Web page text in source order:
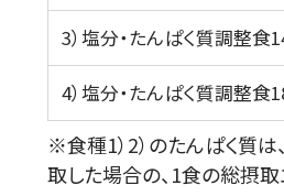
3）塩分・たんぱく質調整食
4）塩分・たんぱく質調整食
※食種1）2）のたんぱく質
取した場合の、1食の総摂